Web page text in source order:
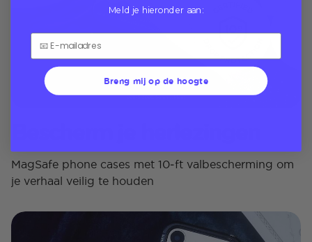
MagSafe phone cases met 10‑ft valbescherming om
je verhaal veilig te houden
Meld je hieronder aan:
Breng mij op de hoogte